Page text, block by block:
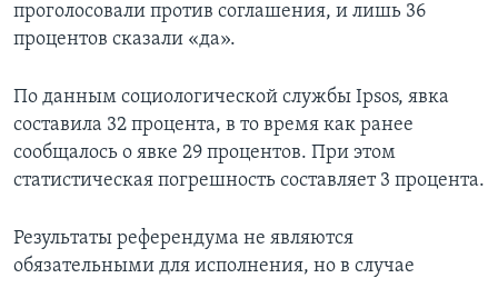
проголосовали против соглашения, и лишь 36
процентов сказали «да».
По данным социологической службы Ipsos, явка
составила 32 процента, в то время как ранее
сообщалось о явке 29 процентов. При этом
статистическая погрешность составляет 3 процента.
Результаты референдума не являются
обязательными для исполнения, но в случае